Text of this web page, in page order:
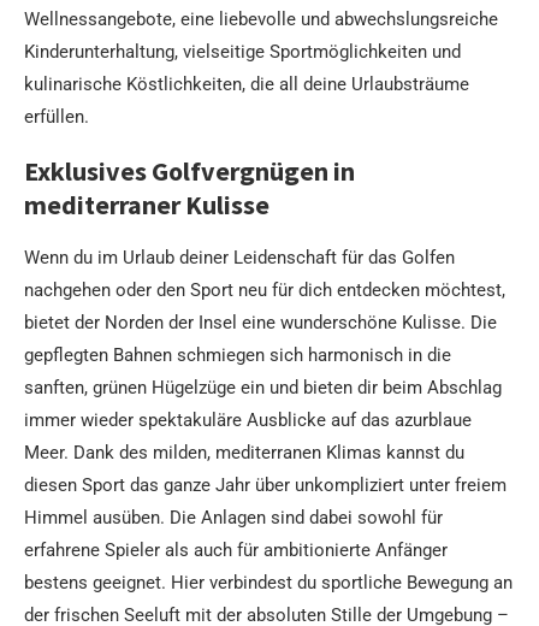
Wellnessangebote, eine liebevolle und abwechslungsreiche
Kinderunterhaltung, vielseitige Sportmöglichkeiten und
kulinarische Köstlichkeiten, die all deine Urlaubsträume
erfüllen.
Exklusives Golfvergnügen in
mediterraner Kulisse
Wenn du im Urlaub deiner Leidenschaft für das Golfen
nachgehen oder den Sport neu für dich entdecken möchtest,
bietet der Norden der Insel eine wunderschöne Kulisse. Die
gepflegten Bahnen schmiegen sich harmonisch in die
sanften, grünen Hügelzüge ein und bieten dir beim Abschlag
immer wieder spektakuläre Ausblicke auf das azurblaue
Meer. Dank des milden, mediterranen Klimas kannst du
diesen Sport das ganze Jahr über unkompliziert unter freiem
Himmel ausüben. Die Anlagen sind dabei sowohl für
erfahrene Spieler als auch für ambitionierte Anfänger
bestens geeignet. Hier verbindest du sportliche Bewegung an
der frischen Seeluft mit der absoluten Stille der Umgebung –